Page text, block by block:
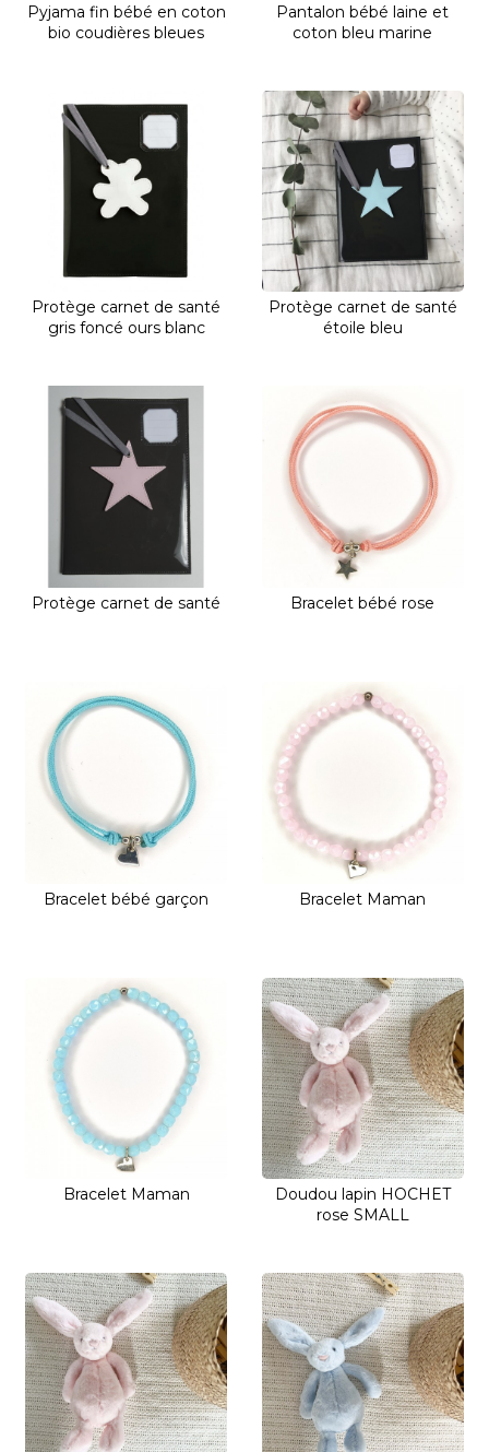
Pyjama fin bébé en coton
bio coudières bleues
Pantalon bébé laine et
coton bleu marine
Protège carnet de santé
gris foncé ours blanc
Protège carnet de santé
étoile bleu
Protège carnet de santé Bracelet bébé rose
Bracelet bébé garçon Bracelet Maman
Bracelet Maman
Doudou lapin HOCHET
rose SMALL